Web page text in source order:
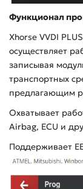
Функционал
Xhorse VVDI PLUS
осуществляет
записывая
транспортных
предлагающим
Охватывает
Airbag, ECU и
Поддерживает